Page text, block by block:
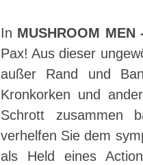
In MUSHROOM MEN
Pax! Aus dieser
außer Rand und
Kronkorken und
Schrott zusammen
verhelfen Sie dem
als Held eines